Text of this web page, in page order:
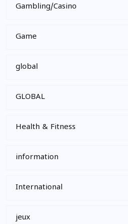
Gambling/Casino
Game
global
GLOBAL
Health & Fitness
information
International
jeux